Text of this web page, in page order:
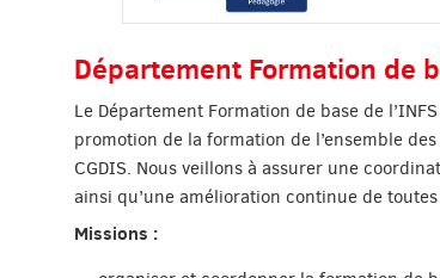
Département Formation de
Le Département Formation de base de
promotion de la formation de l’ensemble
CGDIS. Nous veillons à assurer une
ainsi qu’une amélioration continue de
Missions :